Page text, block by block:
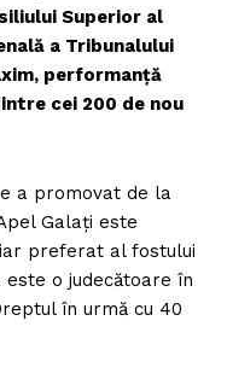
Superior al
a Tribunalului
performanță
cei 200 de nou
a promovat de la
Galați este
preferat al fostului
este o judecătoare în
în urmă cu 40